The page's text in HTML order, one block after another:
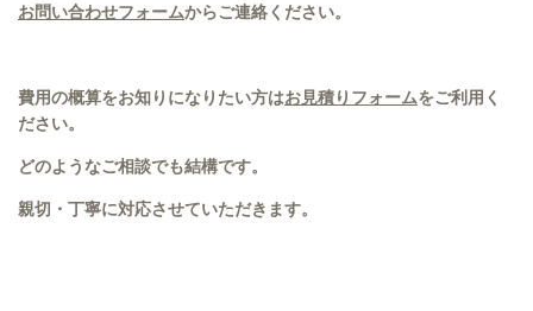
お問い合わせフォームからご連絡ください。
費用の概算をお知りになりたい方はお見積りフォームをご利用く
ださい。
どのようなご相談でも結構です。
親切・丁寧に対応させていただきます。